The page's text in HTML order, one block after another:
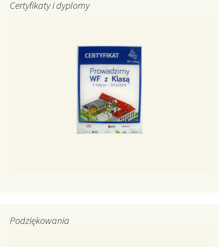
Certyfikaty i dyplomy
Podziękowania